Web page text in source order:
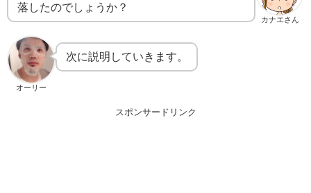
カナエさん
落したのでしょうか？
オーリー
次に説明していきます。
スポンサードリンク